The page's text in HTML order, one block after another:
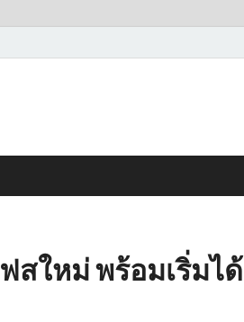
สใหม่ พร้อมเริ่มได้